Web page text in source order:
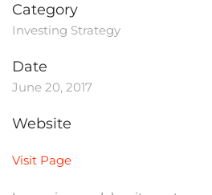
Category
Investing Strategy
Date
June 20, 2017
Website
Visit Page